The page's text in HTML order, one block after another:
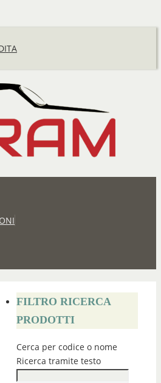
FILTRO RICERCA
PRODOTTI
Cerca per codice o nome
Ricerca tramite testo